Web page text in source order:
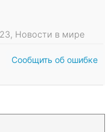
Новости в мире
Сообщить об ошибке